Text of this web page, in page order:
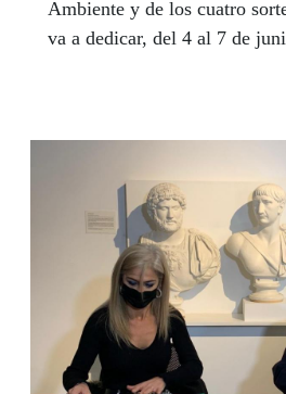
Ambiente y de los cuatro
va a dedicar, del 4 al 7 de
una puerta a la esperanza
advierte- aprovechar ese
responsabilidad, sostiene, está